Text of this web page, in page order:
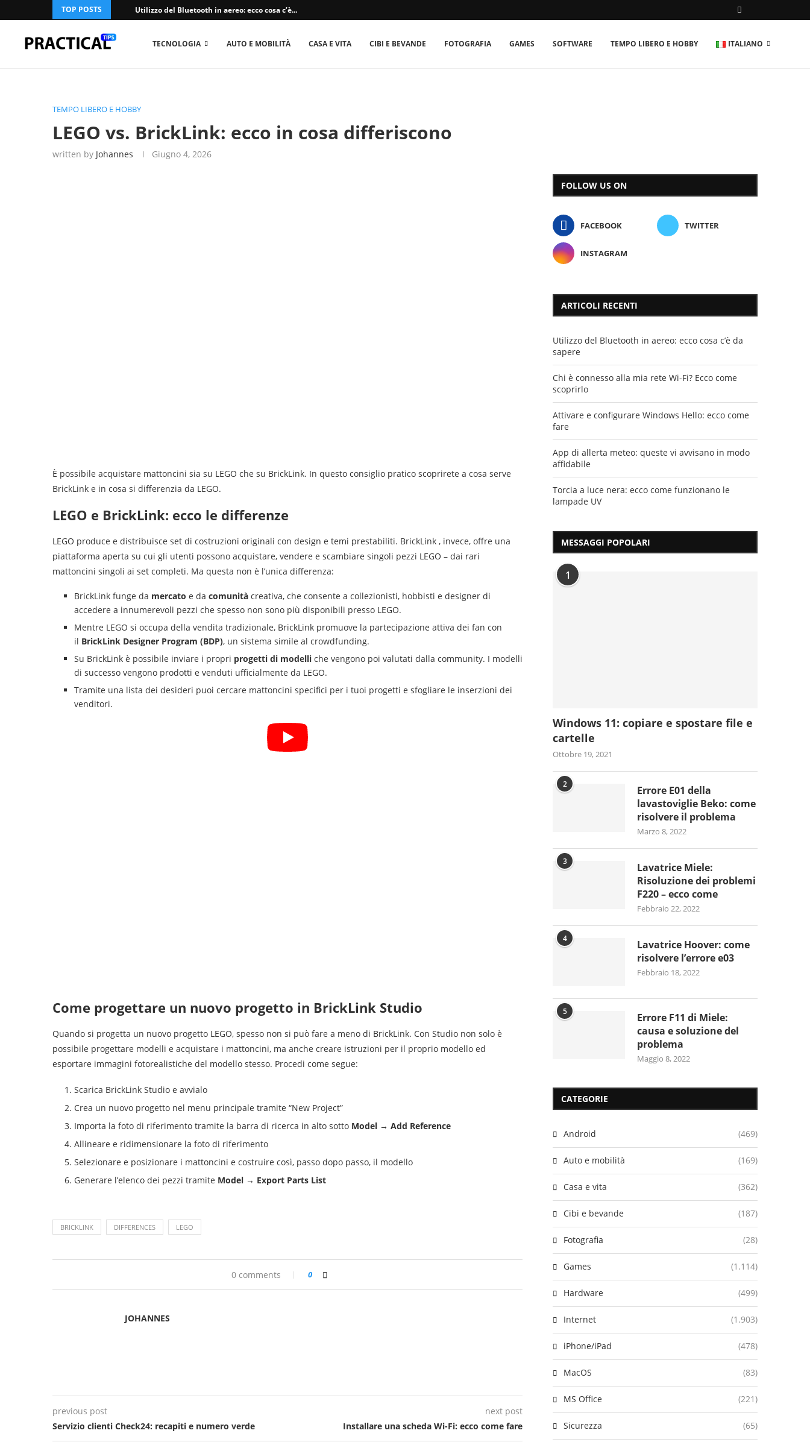
TOP POSTS Utilizzo del Bluetooth in aereo: ecco cosa c’è...
TECNOLOGIA AUTO E MOBILITÀ CASA E VITA CIBI E BEVANDE FOTOGRAFIA GAMES SOFTWARE TEMPO LIBERO E HOBBY ITALIANO
TEMPO LIBERO E HOBBY
LEGO vs. BrickLink: ecco in cosa differiscono
written by Johannes Giugno 4, 2026
È possibile acquistare mattoncini sia su LEGO che su BrickLink. In questo consiglio pratico scoprirete a cosa serve
BrickLink e in cosa si differenzia da LEGO.
LEGO e BrickLink: ecco le differenze
LEGO produce e distribuisce set di costruzioni originali con design e temi prestabiliti. BrickLink , invece, offre una
piattaforma aperta su cui gli utenti possono acquistare, vendere e scambiare singoli pezzi LEGO – dai rari
mattoncini singoli ai set completi. Ma questa non è l’unica differenza:
BrickLink funge da mercato e da comunità creativa, che consente a collezionisti, hobbisti e designer di
accedere a innumerevoli pezzi che spesso non sono più disponibili presso LEGO.
Mentre LEGO si occupa della vendita tradizionale, BrickLink promuove la partecipazione attiva dei fan con
il BrickLink Designer Program (BDP), un sistema simile al crowdfunding.
Su BrickLink è possibile inviare i propri progetti di modelli che vengono poi valutati dalla community. I modelli
di successo vengono prodotti e venduti ufficialmente da LEGO.
Tramite una lista dei desideri puoi cercare mattoncini specifici per i tuoi progetti e sfogliare le inserzioni dei
venditori.
Come progettare un nuovo progetto in BrickLink Studio
Quando si progetta un nuovo progetto LEGO, spesso non si può fare a meno di BrickLink. Con Studio non solo è
possibile progettare modelli e acquistare i mattoncini, ma anche creare istruzioni per il proprio modello ed
esportare immagini fotorealistiche del modello stesso. Procedi come segue:
Scarica BrickLink Studio e avvialo
Crea un nuovo progetto nel menu principale tramite “New Project”
Importa la foto di riferimento tramite la barra di ricerca in alto sotto Model → Add Reference
Allineare e ridimensionare la foto di riferimento
Selezionare e posizionare i mattoncini e costruire così, passo dopo passo, il modello
Generare l’elenco dei pezzi tramite Model → Export Parts List
BRICKLINK DIFFERENCES LEGO
0 comments 0
JOHANNES
previous post
Servizio clienti Check24: recapiti e numero verde
next post
Installare una scheda Wi-Fi: ecco come fare
FOLLOW US ON
FACEBOOK TWITTER
INSTAGRAM
ARTICOLI RECENTI
Utilizzo del Bluetooth in aereo: ecco cosa c’è da
sapere
Chi è connesso alla mia rete Wi-Fi? Ecco come
scoprirlo
Attivare e configurare Windows Hello: ecco come
fare
App di allerta meteo: queste vi avvisano in modo
affidabile
Torcia a luce nera: ecco come funzionano le
lampade UV
MESSAGGI POPOLARI
1
Windows 11: copiare e spostare file e
cartelle
Ottobre 19, 2021
2
Errore E01 della
lavastoviglie Beko: come
risolvere il problema
Marzo 8, 2022
3
Lavatrice Miele:
Risoluzione dei problemi
F220 – ecco come
Febbraio 22, 2022
4
Lavatrice Hoover: come
risolvere l’errore e03
Febbraio 18, 2022
5
Errore F11 di Miele:
causa e soluzione del
problema
Maggio 8, 2022
CATEGORIE
Android (469)
Auto e mobilità (169)
Casa e vita (362)
Cibi e bevande (187)
Fotografia (28)
Games (1.114)
Hardware (499)
Internet (1.903)
iPhone/iPad (478)
MacOS (83)
MS Office (221)
Sicurezza (65)